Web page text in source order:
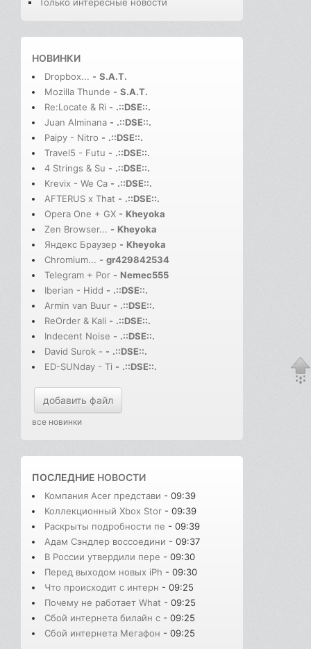
Только интересные новости
НОВИНКИ
Dropbox... - S.A.T.
Mozilla Thunde - S.A.T.
Re:Locate & Ri - .::DSE::.
Juan Alminana - .::DSE::.
Paipy - Nitro - .::DSE::.
Travel5 - Futu - .::DSE::.
4 Strings & Su - .::DSE::.
Krevix - We Ca - .::DSE::.
AFTERUS x That - .::DSE::.
Opera One + GX - Kheyoka
Zen Browser... - Kheyoka
Яндекс Браузер - Kheyoka
Chromium... - gr429842534
Telegram + Por - Nemec555
Iberian - Hidd - .::DSE::.
Armin van Buur - .::DSE::.
ReOrder & Kali - .::DSE::.
Indecent Noise - .::DSE::.
David Surok - - .::DSE::.
ED-SUNday - Ti - .::DSE::.
добавить файл
все новинки
ПОСЛЕДНИЕ НОВОСТИ
Компания Acer представи - 09:39
Коллекционный Xbox Stor - 09:39
Раскрыты подробности пе - 09:39
Адам Сэндлер воссоедини - 09:37
В России утвердили пере - 09:30
Перед выходом новых iPh - 09:30
Что происходит с интерн - 09:25
Почему не работает What - 09:25
Сбой интернета билайн с - 09:25
Сбой интернета Мегафон - 09:25